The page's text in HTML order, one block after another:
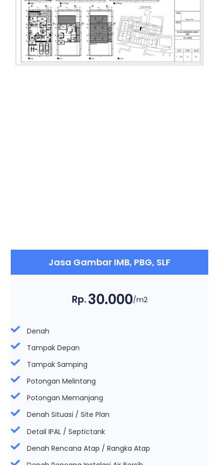
Jasa Gambar IMB, PBG, SLF
Rp.30.000/m2
Denah
Tampak Depan
Tampak Samping
Potongan Melintang
Potongan Memanjang
Denah Situasi / Site Plan
Detail IPAL / Septictank
Denah Rencana Atap / Rangka Atap